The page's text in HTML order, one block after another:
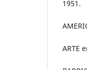
1951.
ARTE